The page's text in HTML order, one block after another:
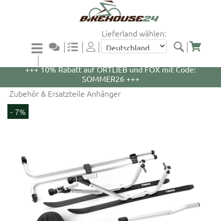
Lieferland wählen:
+++ 5% Rabatt auf WOOM Bikes und Zubehör mit
+++ 10% Rabatt auf ORTLIEB und FOX mit Code:
SOMMER26 +++
Zubehör & Ersatzteile Anhänger
- 7%